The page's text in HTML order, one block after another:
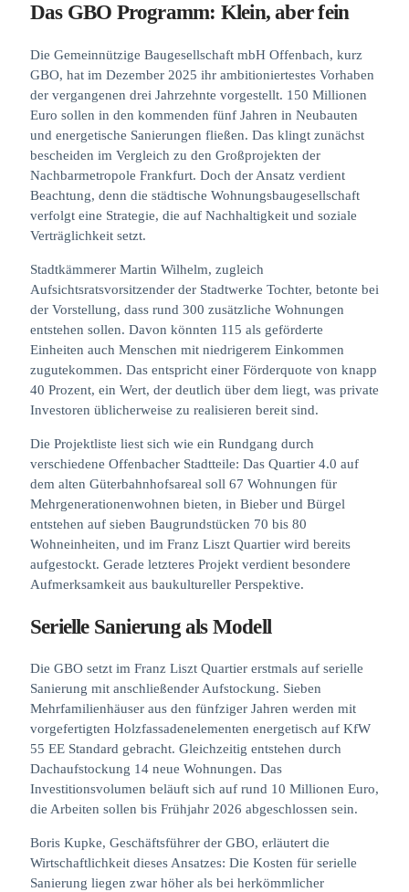
Das GBO Programm: Klein, aber fein
Die Gemeinnützige Baugesellschaft mbH Offenbach, kurz
GBO, hat im Dezember 2025 ihr ambitioniertestes Vorhaben
der vergangenen drei Jahrzehnte vorgestellt. 150 Millionen
Euro sollen in den kommenden fünf Jahren in Neubauten
und energetische Sanierungen fließen. Das klingt zunächst
bescheiden im Vergleich zu den Großprojekten der
Nachbarmetropole Frankfurt. Doch der Ansatz verdient
Beachtung, denn die städtische Wohnungsbaugesellschaft
verfolgt eine Strategie, die auf Nachhaltigkeit und soziale
Verträglichkeit setzt.
Stadtkämmerer Martin Wilhelm, zugleich
Aufsichtsratsvorsitzender der Stadtwerke Tochter, betonte bei
der Vorstellung, dass rund 300 zusätzliche Wohnungen
entstehen sollen. Davon könnten 115 als geförderte
Einheiten auch Menschen mit niedrigerem Einkommen
zugutekommen. Das entspricht einer Förderquote von knapp
40 Prozent, ein Wert, der deutlich über dem liegt, was private
Investoren üblicherweise zu realisieren bereit sind.
Die Projektliste liest sich wie ein Rundgang durch
verschiedene Offenbacher Stadtteile: Das Quartier 4.0 auf
dem alten Güterbahnhofsareal soll 67 Wohnungen für
Mehrgenerationenwohnen bieten, in Bieber und Bürgel
entstehen auf sieben Baugrundstücken 70 bis 80
Wohneinheiten, und im Franz Liszt Quartier wird bereits
aufgestockt. Gerade letzteres Projekt verdient besondere
Aufmerksamkeit aus baukultureller Perspektive.
Serielle Sanierung als Modell
Die GBO setzt im Franz Liszt Quartier erstmals auf serielle
Sanierung mit anschließender Aufstockung. Sieben
Mehrfamilienhäuser aus den fünfziger Jahren werden mit
vorgefertigten Holzfassadenelementen energetisch auf KfW
55 EE Standard gebracht. Gleichzeitig entstehen durch
Dachaufstockung 14 neue Wohnungen. Das
Investitionsvolumen beläuft sich auf rund 10 Millionen Euro,
die Arbeiten sollen bis Frühjahr 2026 abgeschlossen sein.
Boris Kupke, Geschäftsführer der GBO, erläutert die
Wirtschaftlichkeit dieses Ansatzes: Die Kosten für serielle
Sanierung liegen zwar höher als bei herkömmlicher